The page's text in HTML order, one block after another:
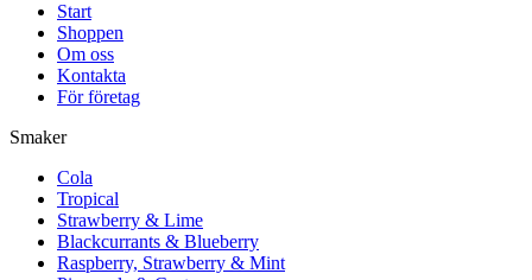
Start
Shoppen
Om oss
Kontakta
För företag
Smaker
Cola
Tropical
Strawberry & Lime
Blackcurrants & Blueberry
Raspberry, Strawberry & Mint